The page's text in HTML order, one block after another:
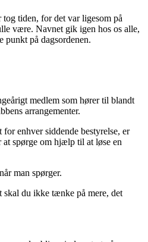
tiden, for det var ligesom på
være. Navnet gik igen hos os alle,
på dagsordenen.
medlem som hører til blandt
arrangementer.
for enhver siddende bestyrelse, er
spørge om hjælp til at løse en
man spørger.
skal du ikke tænke på mere, det